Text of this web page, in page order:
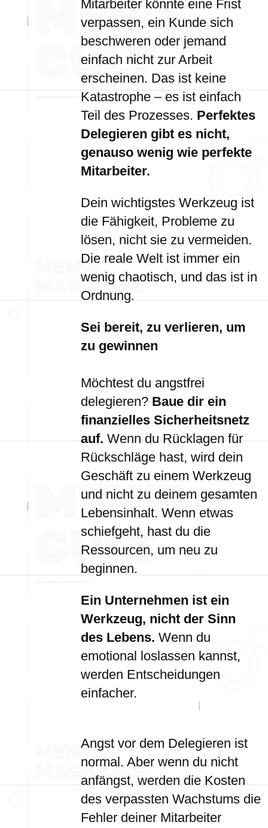
Mitarbeiter könnte eine Frist
verpassen, ein Kunde sich
beschweren oder jemand
einfach nicht zur Arbeit
erscheinen. Das ist keine
Katastrophe – es ist einfach
Teil des Prozesses. Perfektes
Delegieren gibt es nicht,
genauso wenig wie perfekte
Mitarbeiter.
Dein wichtigstes Werkzeug ist
die Fähigkeit, Probleme zu
lösen, nicht sie zu vermeiden.
Die reale Welt ist immer ein
wenig chaotisch, und das ist in
Ordnung.
Sei bereit, zu verlieren, um
zu gewinnen
Möchtest du angstfrei
delegieren? Baue dir ein
finanzielles Sicherheitsnetz
auf. Wenn du Rücklagen für
Rückschläge hast, wird dein
Geschäft zu einem Werkzeug
und nicht zu deinem gesamten
Lebensinhalt. Wenn etwas
schiefgeht, hast du die
Ressourcen, um neu zu
beginnen.
Ein Unternehmen ist ein
Werkzeug, nicht der Sinn
des Lebens. Wenn du
emotional loslassen kannst,
werden Entscheidungen
einfacher.
Angst vor dem Delegieren ist
normal. Aber wenn du nicht
anfängst, werden die Kosten
des verpassten Wachstums die
Fehler deiner Mitarbeiter